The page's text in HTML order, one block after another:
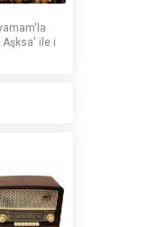
Aşksa' ile i